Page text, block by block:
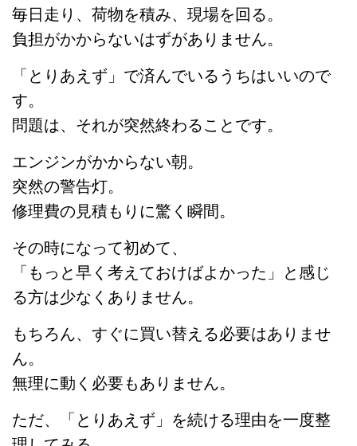
毎日走り、荷物を積み、現場を回る。
負担がかからないはずがありません。
「とりあえず」で済んでいるうちはいいので
す。
問題は、それが突然終わることです。
エンジンがかからない朝。
突然の警告灯。
修理費の見積もりに驚く瞬間。
その時になって初めて、
「もっと早く考えておけばよかった」と感じ
る方は少なくありません。
もちろん、すぐに買い替える必要はありませ
ん。
無理に動く必要もありません。
ただ、「とりあえず」を続ける理由を一度整